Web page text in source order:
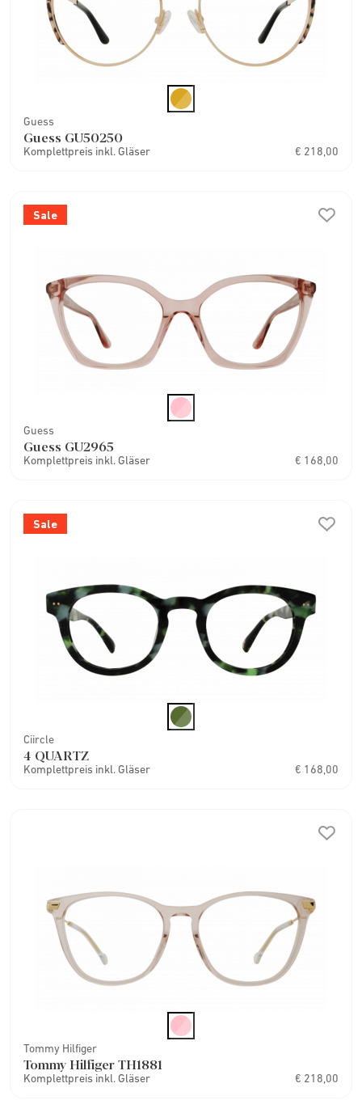
Guess
Guess GU50250
Komplettpreis inkl. Gläser € 218,00
Sale
Guess
Guess GU2965
Komplettpreis inkl. Gläser € 168,00
Sale
Ciircle
4 QUARTZ
Komplettpreis inkl. Gläser € 168,00
Tommy Hilfiger
Tommy Hilfiger TH1881
Komplettpreis inkl. Gläser € 218,00